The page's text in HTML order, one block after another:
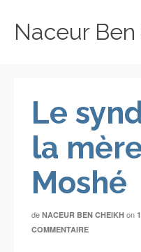
Naceur Ben
Le
la
Moshé
de NACEUR BEN CHEIKH on
COMMENTAIRE